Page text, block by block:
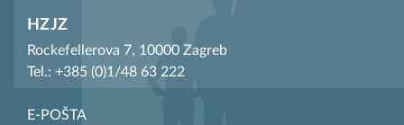
HZJZ
Rockefellerova 7, 10000 Zagreb
Tel.: +385 (0)1/48 63 222
E-POŠTA